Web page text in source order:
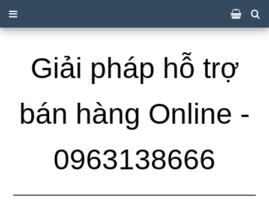
Giải pháp hỗ trợ
bán hàng Online -
0963138666